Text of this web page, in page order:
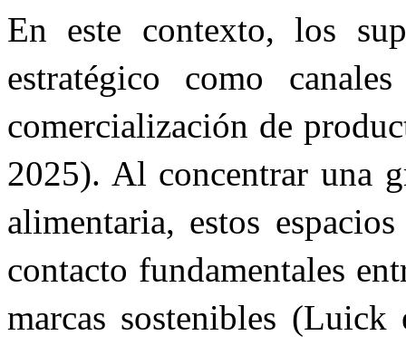
En este contexto, los
estratégico como
comercialización de
2025). Al concentrar una
alimentaria, estos
contacto fundamentales
marcas sostenibles